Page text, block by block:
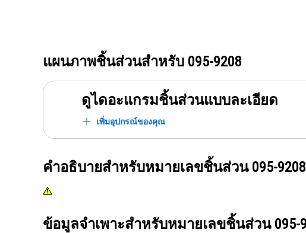
แผนภาพชิ้นส่วนสำหรับ 095-9208
ดูไดอะแกรมชิ้นส่วนแบบละเอียด
เพิ่มอุปกรณ์ของคุณ
คำอธิบายสำหรับหมายเลขชิ้นส่วน 095-9208
ข้อมูลจำเพาะสำหรับหมายเลขชิ้นส่วน 095-